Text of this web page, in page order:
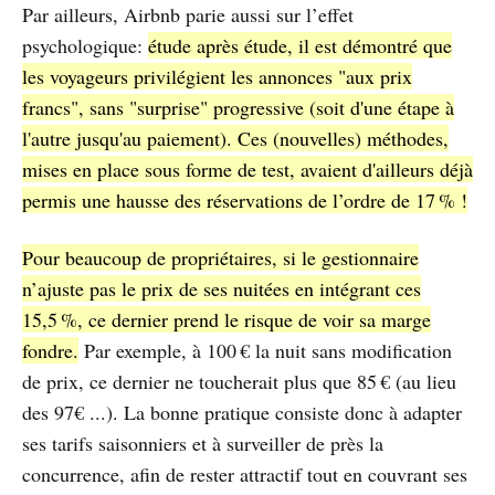
Par ailleurs, Airbnb parie aussi sur l’effet
psychologique: étude après étude, il est démontré que
les voyageurs privilégient les annonces "aux prix
francs", sans "surprise" progressive (soit d'une étape à
l'autre jusqu'au paiement). Ces (nouvelles) méthodes,
mises en place sous forme de test, avaient d'ailleurs déjà
permis une hausse des réservations de l’ordre de 17 % !
Pour beaucoup de propriétaires, si le gestionnaire
n’ajuste pas le prix de ses nuitées en intégrant ces
15,5 %, ce dernier prend le risque de voir sa marge
fondre. Par exemple, à 100 € la nuit sans modification
de prix, ce dernier ne toucherait plus que 85 € (au lieu
des 97€ ...). La bonne pratique consiste donc à adapter
ses tarifs saisonniers et à surveiller de près la
concurrence, afin de rester attractif tout en couvrant ses